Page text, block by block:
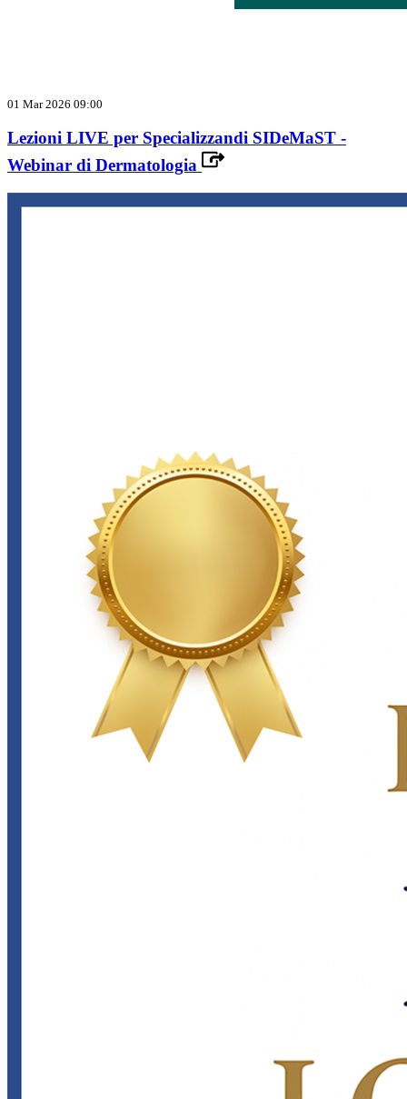
01 Mar 2026 09:00
Lezioni LIVE per Specializzandi SIDeMaST -
Webinar di Dermatologia